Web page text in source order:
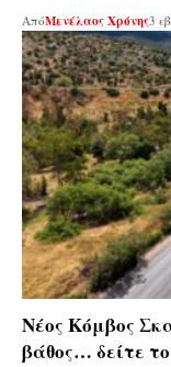
ΑπόΜενέλαος Χρόνης3
Νέος Κόμβος
βάθος… δείτε